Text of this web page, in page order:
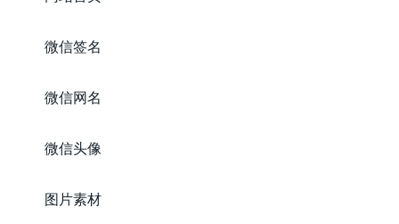
微信签名
微信网名
微信头像
图片素材